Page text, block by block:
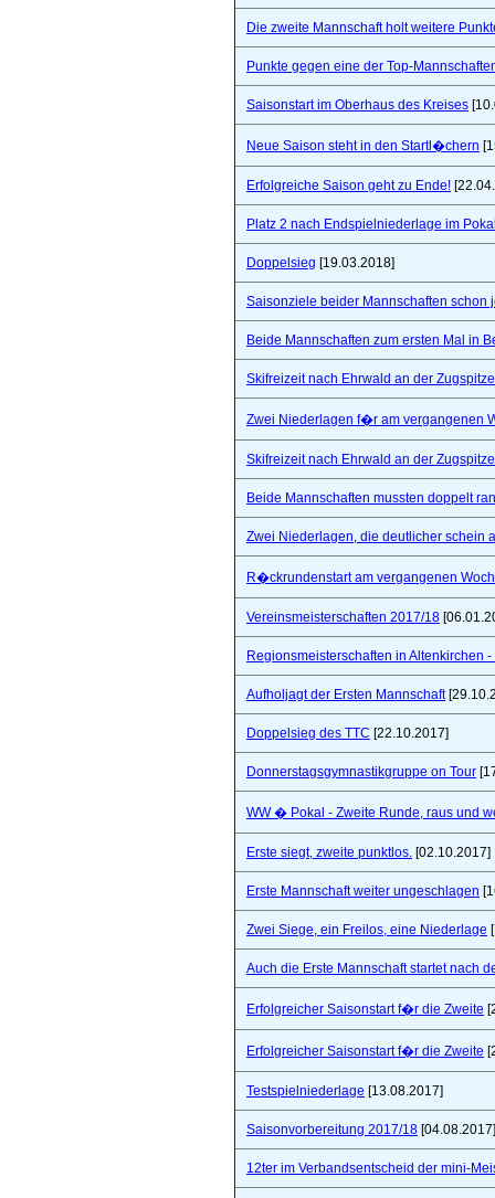
Die zweite Mannschaft holt weitere
Punkte gegen eine der Top-
Saisonstart im Oberhaus des Kreises
Neue Saison steht in den Startl�chern
Erfolgreiche Saison geht zu Ende!
Platz 2 nach Endspielniederlage im
Doppelsieg [19.03.2018]
Saisonziele beider Mannschaften schon
Beide Mannschaften zum ersten Mal in
Skifreizeit nach Ehrwald an der Zugspitze
Zwei Niederlagen f�r am vergangenen
Skifreizeit nach Ehrwald an der Zugspitze
Beide Mannschaften mussten doppelt
Zwei Niederlagen, die deutlicher schein
R�ckrundenstart am vergangenen
Vereinsmeisterschaften 2017/18
Regionsmeisterschaften in Altenkirchen
Aufholjagt der Ersten Mannschaft
Doppelsieg des TTC [22.10.2017]
Donnerstagsgymnastikgruppe on Tour
WW � Pokal - Zweite Runde, raus und
Erste siegt, zweite punktlos. [02.10.2017]
Erste Mannschaft weiter ungeschlagen
Zwei Siege, ein Freilos, eine Niederlage
Auch die Erste Mannschaft startet nach
Erfolgreicher Saisonstart f�r die Zweite
Erfolgreicher Saisonstart f�r die Zweite
Testspielniederlage [13.08.2017]
Saisonvorbereitung 2017/18 [04.08.2017]
12ter im Verbandsentscheid der mini-